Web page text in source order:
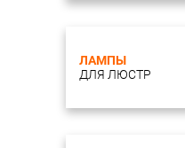
ЛАМПЫ
ДЛЯ ЛЮСТР